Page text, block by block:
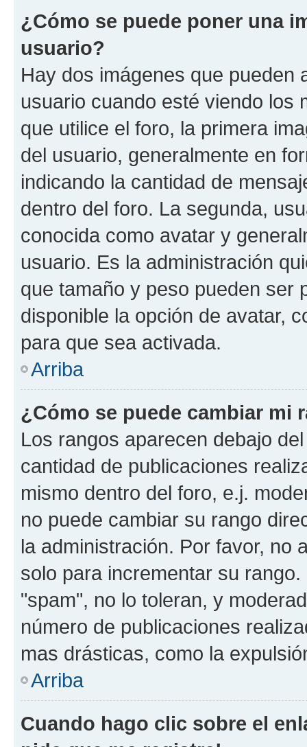
¿Cómo se puede poner una
usuario?
Hay dos imágenes que pueden
usuario cuando esté viendo los
que utilice el foro, la primera
del usuario, generalmente en
indicando la cantidad de
dentro del foro. La segunda,
conocida como avatar y
usuario. Es la administración
que tamaño y peso pueden ser
disponible la opción de avatar,
para que sea activada.
Arriba
¿Cómo se puede cambiar mi
Los rangos aparecen debajo
cantidad de publicaciones
mismo dentro del foro, e.j.
no puede cambiar su rango
la administración. Por favor, no
solo para incrementar su
"spam", no lo toleran, y
número de publicaciones
mas drásticas, como la
Arriba
Cuando hago clic sobre el